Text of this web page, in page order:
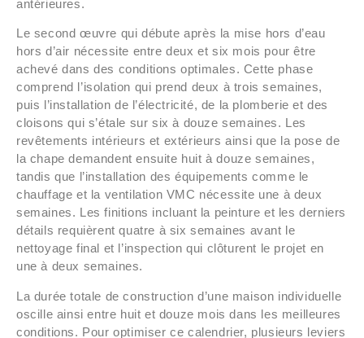
antérieures.
Le second œuvre qui débute après la mise hors d’eau
hors d’air nécessite entre deux et six mois pour être
achevé dans des conditions optimales. Cette phase
comprend l’isolation qui prend deux à trois semaines,
puis l’installation de l’électricité, de la plomberie et des
cloisons qui s’étale sur six à douze semaines. Les
revêtements intérieurs et extérieurs ainsi que la pose de
la chape demandent ensuite huit à douze semaines,
tandis que l’installation des équipements comme le
chauffage et la ventilation VMC nécessite une à deux
semaines. Les finitions incluant la peinture et les derniers
détails requièrent quatre à six semaines avant le
nettoyage final et l’inspection qui clôturent le projet en
une à deux semaines.
La durée totale de construction d’une maison individuelle
oscille ainsi entre huit et douze mois dans les meilleures
conditions. Pour optimiser ce calendrier, plusieurs leviers